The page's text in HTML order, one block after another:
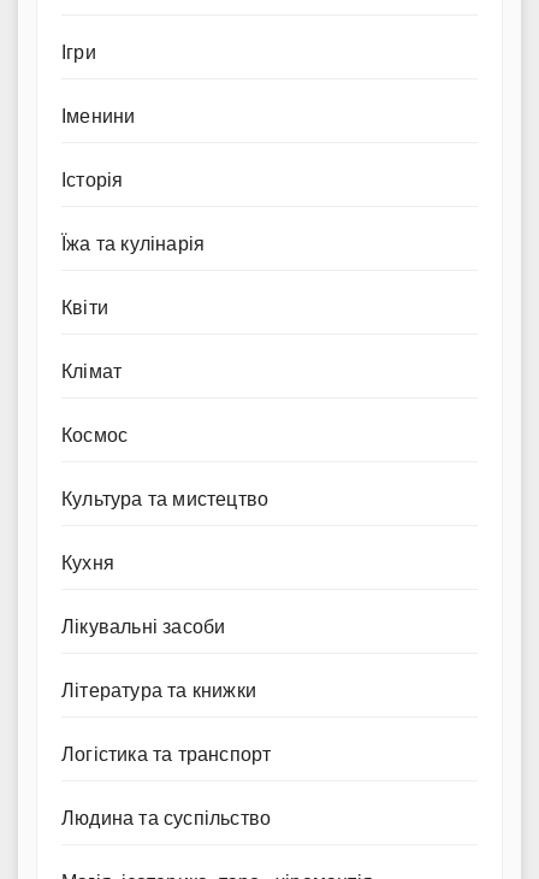
Ігри
Іменини
Історія
Їжа та кулінарія
Квіти
Клімат
Космос
Культура та мистецтво
Кухня
Лікувальні засоби
Література та книжки
Логістика та транспорт
Людина та суспільство